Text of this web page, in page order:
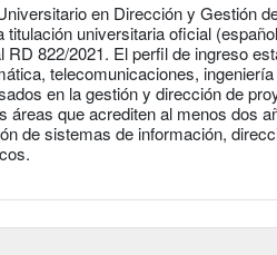
en Dirección y Gestión
titulación universitaria oficial
RD 822/2021. El perfil de ingreso
telecomunicaciones,
en la gestión y dirección de
áreas que acrediten al menos dos
de sistemas de información,